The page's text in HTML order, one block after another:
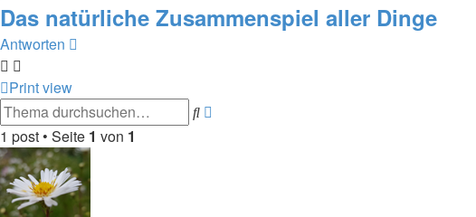
Das natürliche Zusammenspiel aller Dinge
Antworten
Print view
Suche
1 post • Seite 1 von 1